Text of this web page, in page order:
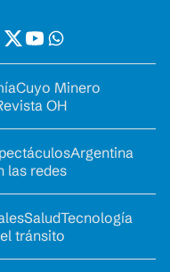
Cuyo Minero
OH
Argentina
las redes
SaludTecnología
tránsito